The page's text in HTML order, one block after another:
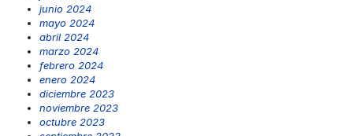
junio 2024
mayo 2024
abril 2024
marzo 2024
febrero 2024
enero 2024
diciembre 2023
noviembre 2023
octubre 2023